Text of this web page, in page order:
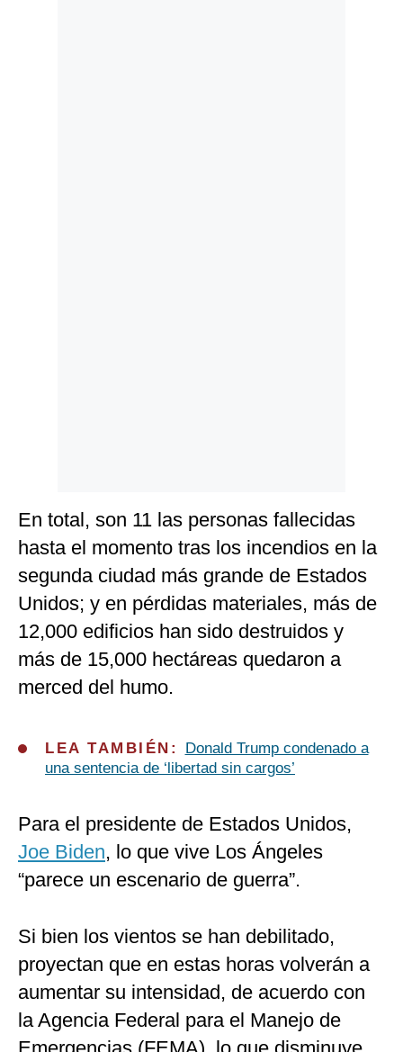
En total, son 11 las personas fallecidas
hasta el momento tras los incendios en la
segunda ciudad más grande de Estados
Unidos; y en pérdidas materiales, más de
12,000 edificios han sido destruidos y
más de 15,000 hectáreas quedaron a
merced del humo.
LEA TAMBIÉN:
Donald Trump condenado a
una sentencia de ‘libertad sin cargos’
Para el presidente de Estados Unidos,
Joe Biden, lo que vive Los Ángeles
“parece un escenario de guerra”.
Si bien los vientos se han debilitado,
proyectan que en estas horas volverán a
aumentar su intensidad, de acuerdo con
la Agencia Federal para el Manejo de